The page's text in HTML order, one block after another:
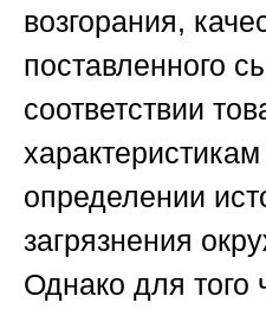
возгорания,
поставленного
соответствии
определении
загрязнения
Однако для того